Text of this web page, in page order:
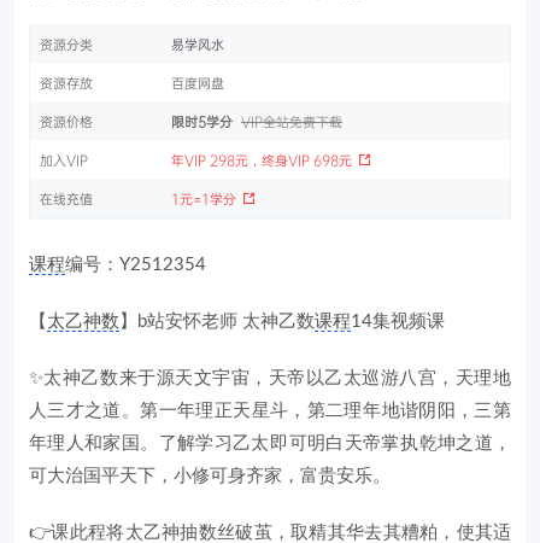
资源分类 易学风水
资源存放 百度网盘
资源价格 限时5学分 VIP全站免费下载
加入VIP 年VIP 298元，终身VIP 698元
在线充值 1元=1学分
课程编号：Y2512354
【 太乙神数 】b站安怀‬老师 太神乙‬数课程14集视频课
✨太神乙‬数来于源‬天文宇宙，天帝以乙太‬巡游八宫，天理‬地
人三才之道。第一年理正天‬星斗，第二理年‬地谐阴阳，三第‬
年理人和家国。了解学习乙太‬即可明白天帝掌执‬乾坤之道，
可大‬治国平天下，小修可‬身齐家，富贵安乐。
👉课此‬程将太乙神抽数‬丝破茧，取精其‬华去其糟粕，使其适